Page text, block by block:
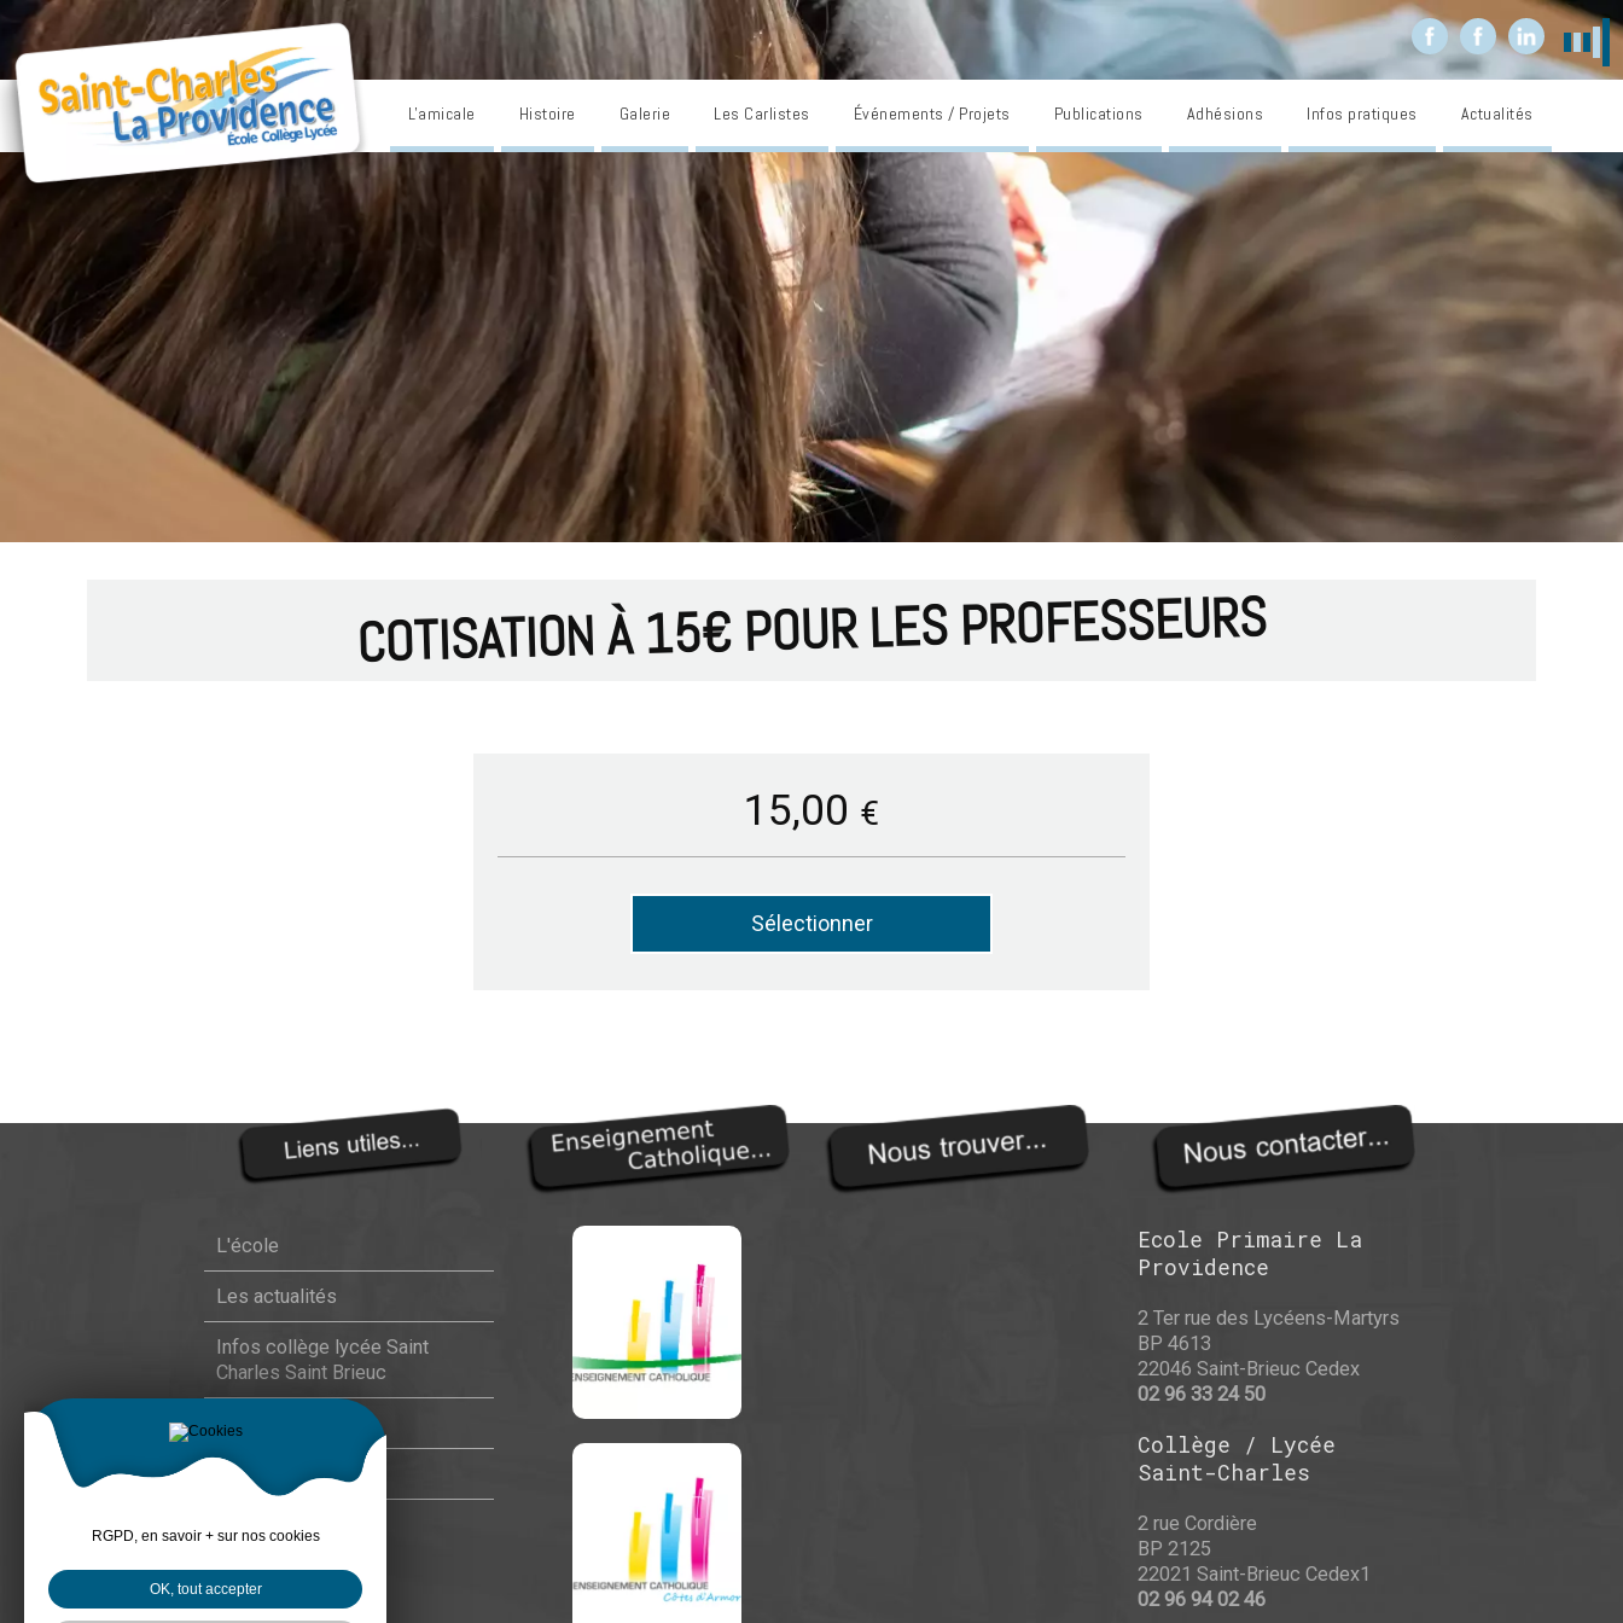
L'amicale Histoire Galerie Les Carlistes Événements / Projets Publications Adhésions Infos pratiques Actualités
COTISATION À 15€ POUR LES PROFESSEURS
15,00 €
L'école
Les actualités
Infos collège lycée Saint
Charles Saint Brieuc
Contact
Mentions légales
Ecole Primaire La
Providence
2 Ter rue des Lycéens-Martyrs
BP 4613
22046 Saint-Brieuc Cedex
02 96 33 24 50
Collège / Lycée
Saint-Charles
2 rue Cordière
BP 2125
22021 Saint-Brieuc Cedex1
02 96 94 02 46
RGPD, en savoir + sur nos cookies
OK, tout accepter